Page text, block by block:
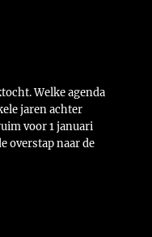
Welke agenda
jaren achter
voor 1 januari
overstap naar de